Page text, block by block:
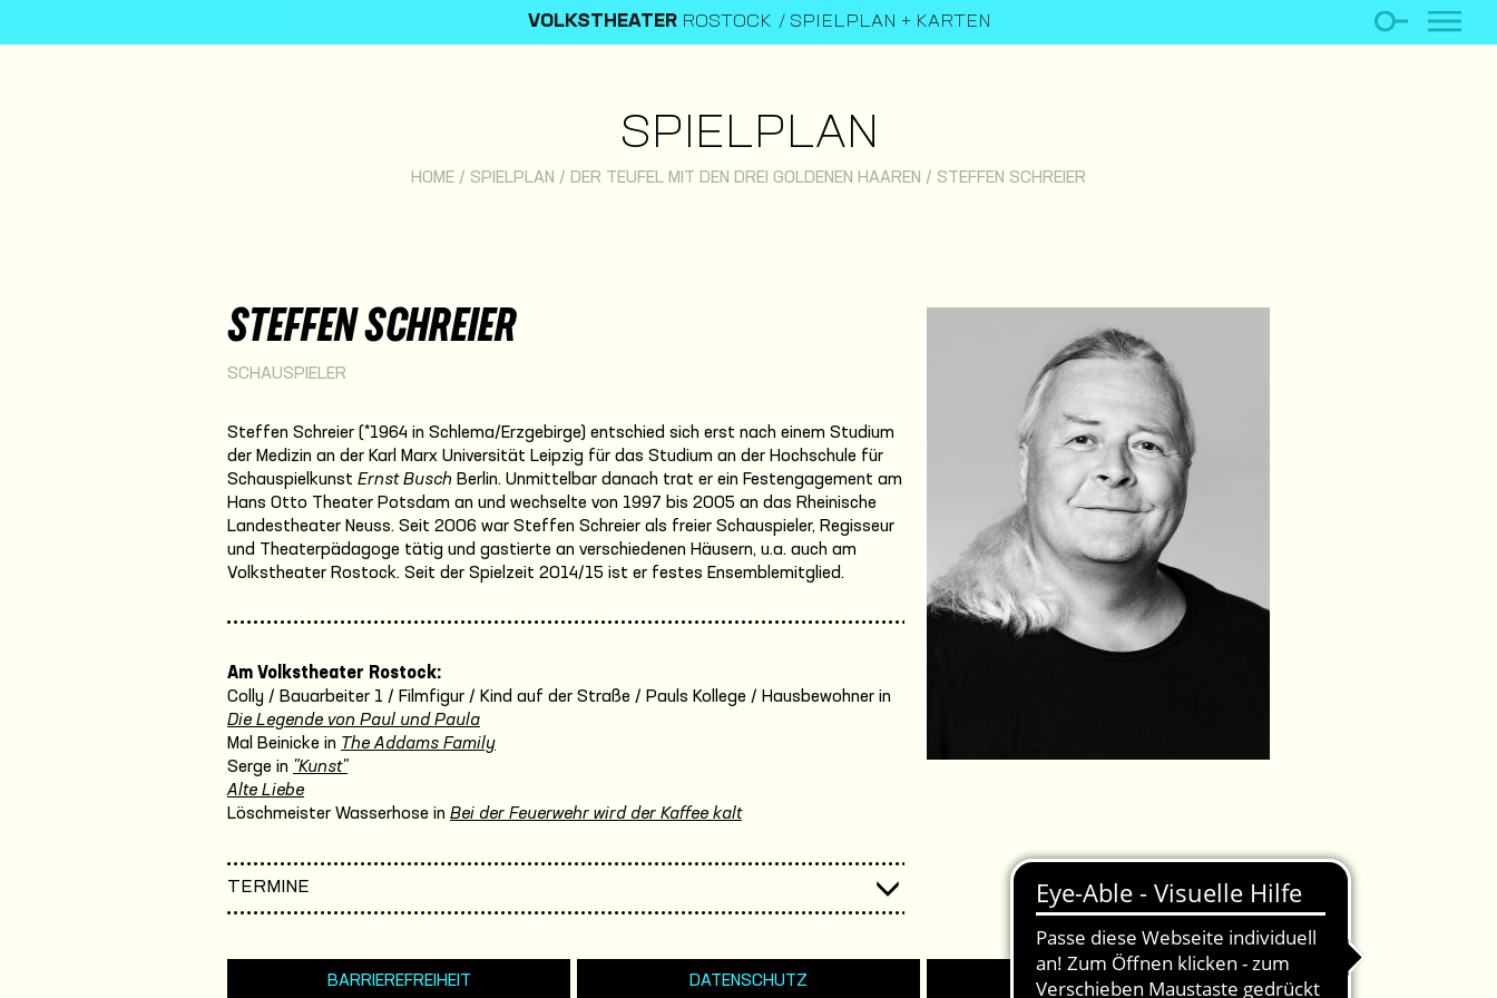
VOLKSTHEATER ROSTOCK SPIELPLAN + KARTEN
SPIELPLAN
HOME / SPIELPLAN / DER TEUFEL MIT DEN DREI GOLDENEN HAAREN / STEFFEN SCHREIER
STEFFEN SCHREIER
SCHAUSPIELER
Steffen Schreier (*1964 in Schlema/Erzgebirge) entschied sich erst nach einem Studium
der Medizin an der Karl Marx Universität Leipzig für das Studium an der Hochschule für
Schauspielkunst Ernst Busch Berlin. Unmittelbar danach trat er ein Festengagement am
Hans Otto Theater Potsdam an und wechselte von 1997 bis 2005 an das Rheinische
Landestheater Neuss. Seit 2006 war Steffen Schreier als freier Schauspieler, Regisseur
und Theaterpädagoge tätig und gastierte an verschiedenen Häusern, u.a. auch am
Volkstheater Rostock. Seit der Spielzeit 2014/15 ist er festes Ensemblemitglied.
Am Volkstheater Rostock:
Colly / Bauarbeiter 1 / Filmfigur / Kind auf der Straße / Pauls Kollege / Hausbewohner in
Die Legende von Paul und Paula
Mal Beinicke in The Addams Family
Serge in "Kunst"
Alte Liebe
Löschmeister Wasserhose in Bei der Feuerwehr wird der Kaffee kalt
TERMINE
BARRIEREFREIHEIT DATENSCHUTZ IMPRESSUM